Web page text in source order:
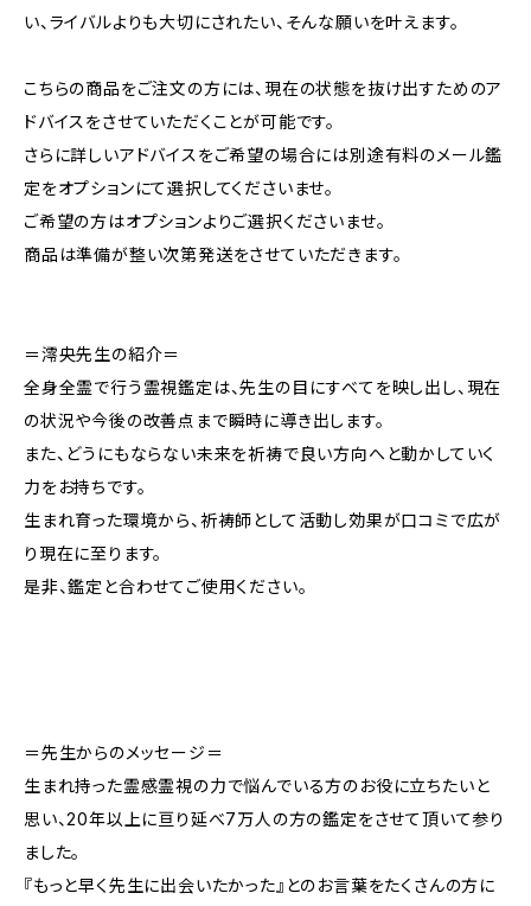
い、ライバルよりも大切にされたい、そんな願いを叶えます。
こちらの商品をご注文の方には、現在の状態を抜け出すためのア
ドバイスをさせていただくことが可能です。
さらに詳しいアドバイスをご希望の場合には別途有料のメール鑑
定をオプションにて選択してくださいませ。
ご希望の方はオプションよりご選択くださいませ。
商品は準備が整い次第発送をさせていただきます。
＝澪央先生の紹介＝
全身全霊で行う霊視鑑定は、先生の目にすべてを映し出し、現在
の状況や今後の改善点まで瞬時に導き出します。
また、どうにもならない未来を祈祷で良い方向へと動かしていく
力をお持ちです。
生まれ育った環境から、祈祷師として活動し効果が口コミで広が
り現在に至ります。
是非、鑑定と合わせてご使用ください。
＝先生からのメッセージ＝
生まれ持った霊感霊視の力で悩んでいる方のお役に立ちたいと
思い、20年以上に亘り延べ7万人の方の鑑定をさせて頂いて参り
ました。
『もっと早く先生に出会いたかった』とのお言葉をたくさんの方に